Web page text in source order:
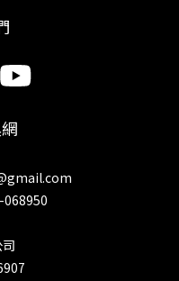
068950